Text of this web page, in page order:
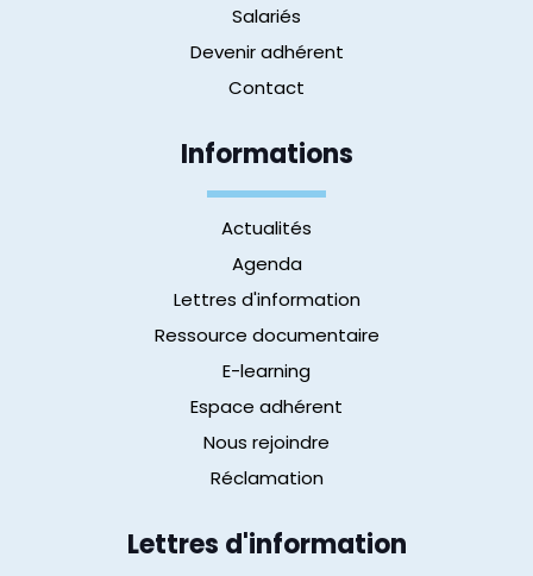
Salariés
Devenir adhérent
Contact
Informations
Actualités
Agenda
Lettres d'information
Ressource documentaire
E-learning
Espace adhérent
Nous rejoindre
Réclamation
Lettres d'information